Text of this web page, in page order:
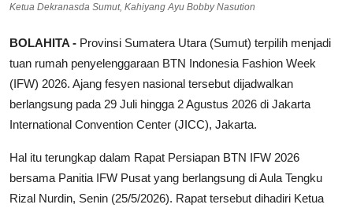
Ketua Dekranasda Sumut, Kahiyang Ayu Bobby Nasution
BOLAHITA - Provinsi Sumatera Utara (Sumut) terpilih menjadi
tuan rumah penyelenggaraan BTN Indonesia Fashion Week
(IFW) 2026. Ajang fesyen nasional tersebut dijadwalkan
berlangsung pada 29 Juli hingga 2 Agustus 2026 di Jakarta
International Convention Center (JICC), Jakarta.
Hal itu terungkap dalam Rapat Persiapan BTN IFW 2026
bersama Panitia IFW Pusat yang berlangsung di Aula Tengku
Rizal Nurdin, Senin (25/5/2026). Rapat tersebut dihadiri Ketua